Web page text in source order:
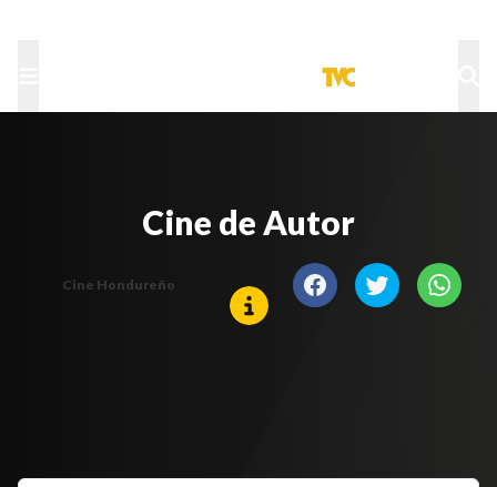
Cine Hondureño
Cine de Autor